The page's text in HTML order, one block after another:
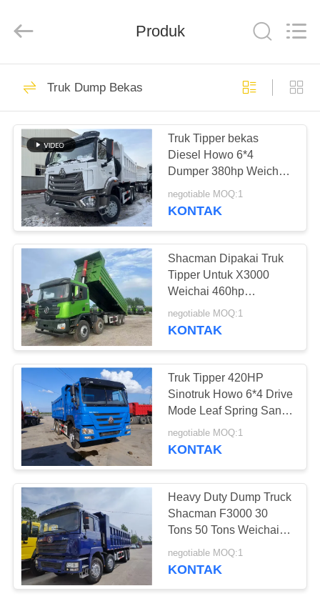
RUMAH
PRODUK
TENTANG
KAMI
TUR
PABRIK
KONTROL
KUALITAS
HUBUNGI
KAMI
PERMINTAAN
PENAWARAN
SITEMAP
KEBIJAKAN
PRIVASI
LTD..
Bus Coaster Bekas
160
Bus Yutong Bekas
907
Bus Mini Bekas
Truk Traktor Bekas
189
Produk
Truk Dump Bekas
Truk Tipper bekas
Diesel Howo 6*4
Dumper 380hp Weichai
Hohan Model 20-40 Ton
Loading Euro 3
negotiable MOQ:1
KONTAK
Shacman Dipakai Truk
Tipper Untuk X3000
Weichai 460hp
Pengangkutan Bahan
Bangunan 2021 Tahun
negotiable MOQ:1
KONTAK
Truk Tipper 420HP
Sinotruk Howo 6*4 Drive
Mode Leaf Spring Sands
Transport LHD
negotiable MOQ:1
KONTAK
Heavy Duty Dump Truck
Shacman F3000 30
Tons 50 Tons Weichai
380hp Second Hand
dengan Renew
negotiable MOQ:1
KONTAK